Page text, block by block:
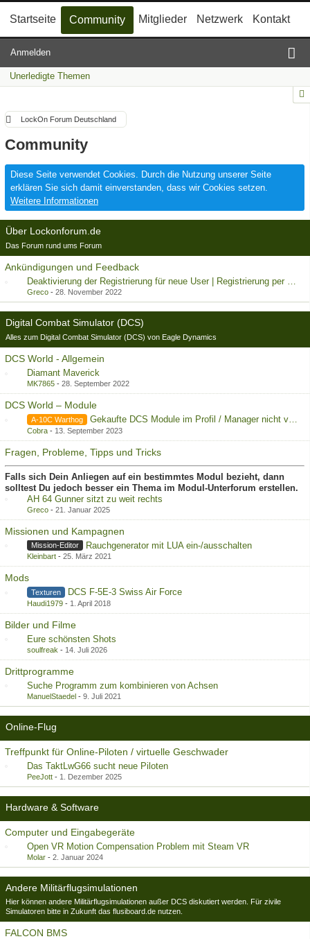
Startseite Community Mitglieder Netzwerk Kontakt
Anmelden
Unerledigte Themen
LockOn Forum Deutschland
Community
Diese Seite verwendet Cookies. Durch die Nutzung unserer Seite
erklären Sie sich damit einverstanden, dass wir Cookies setzen.
Weitere Informationen
Über Lockonforum.de
Das Forum rund ums Forum
Ankündigungen und Feedback
Deaktivierung der Registrierung für neue User | Registrierung per Kontaktformular
Greco - 28. November 2022
Digital Combat Simulator (DCS)
Alles zum Digital Combat Simulator (DCS) von Eagle Dynamics
DCS World - Allgemein
Diamant Maverick
MK7865 - 28. September 2022
DCS World – Module
A-10C Warthog Gekaufte DCS Module im Profil / Manager nicht vorhanden
Cobra - 13. September 2023
Fragen, Probleme, Tipps und Tricks
Falls sich Dein Anliegen auf ein bestimmtes Modul bezieht, dann
solltest Du jedoch besser ein Thema im Modul-Unterforum erstellen.
AH 64 Gunner sitzt zu weit rechts
Greco - 21. Januar 2025
Missionen und Kampagnen
Mission-Editor Rauchgenerator mit LUA ein-/ausschalten
Kleinbart - 25. März 2021
Mods
Texturen DCS F-5E-3 Swiss Air Force
Haudi1979 - 1. April 2018
Bilder und Filme
Eure schönsten Shots
soulfreak - 14. Juli 2026
Drittprogramme
Suche Programm zum kombinieren von Achsen
ManuelStaedel - 9. Juli 2021
Online-Flug
Treffpunkt für Online-Piloten / virtuelle Geschwader
Das TaktLwG66 sucht neue Piloten
PeeJott - 1. Dezember 2025
Hardware & Software
Computer und Eingabegeräte
Open VR Motion Compensation Problem mit Steam VR
Molar - 2. Januar 2024
Andere Militärflugsimulationen
Hier können andere Militärflugsimulationen außer DCS diskutiert werden. Für zivile
Simulatoren bitte in Zukunft das flusiboard.de nutzen.
FALCON BMS